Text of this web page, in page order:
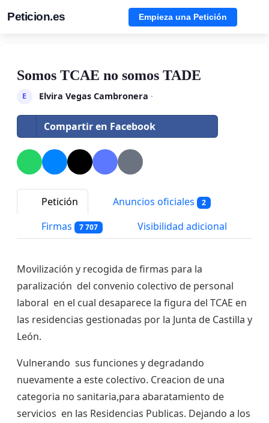
Peticion.es Empieza una Petición
Somos TCAE no somos TADE
E Elvira Vegas Cambronera ·
Compartir en Facebook
Petición Anuncios oficiales 2
Firmas 7 707 Visibilidad adicional
Movilización y recogida de firmas para la
paralización del convenio colectivo de personal
laboral en el cual desaparece la figura del TCAE en
las residencias gestionadas por la Junta de Castilla y
León.
Vulnerando sus funciones y degradando
nuevamente a este colectivo. Creacion de una
categoria no sanitaria,para abaratamiento de
servicios en las Residencias Publicas. Dejando a los